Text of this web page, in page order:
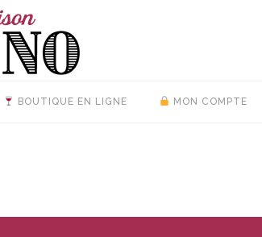
BOUTIQUE EN LIGNE MON COMPTE